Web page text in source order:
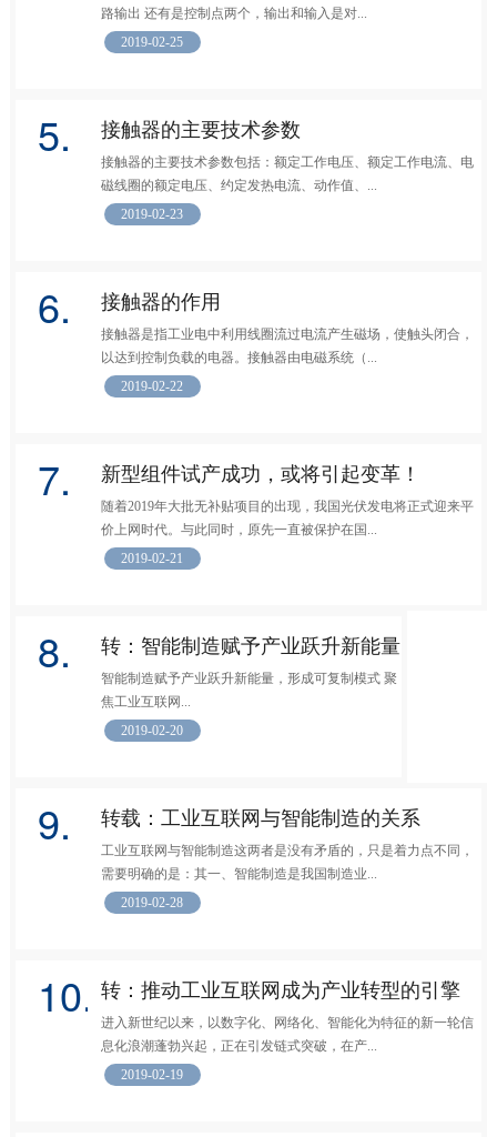
路输出 还有是控制点两个，输出和输入是对...
2019-02-25
5. 接触器的主要技术参数
接触器的主要技术参数包括：额定工作电压、额定工作电流、电
磁线圈的额定电压、约定发热电流、动作值、...
2019-02-23
6. 接触器的作用
接触器是指工业电中利用线圈流过电流产生磁场，使触头闭合，
以达到控制负载的电器。接触器由电磁系统（...
2019-02-22
7. 新型组件试产成功，或将引起变革！
随着2019年大批无补贴项目的出现，我国光伏发电将正式迎来平
价上网时代。与此同时，原先一直被保护在国...
2019-02-21
8. 转：智能制造赋予产业跃升新能量
智能制造赋予产业跃升新能量，形成可复制模式 聚
焦工业互联网...
2019-02-20
9. 转载：工业互联网与智能制造的关系
工业互联网与智能制造这两者是没有矛盾的，只是着力点不同，
需要明确的是：其一、智能制造是我国制造业...
2019-02-28
10. 转：推动工业互联网成为产业转型的引擎
进入新世纪以来，以数字化、网络化、智能化为特征的新一轮信
息化浪潮蓬勃兴起，正在引发链式突破，在产...
2019-02-19